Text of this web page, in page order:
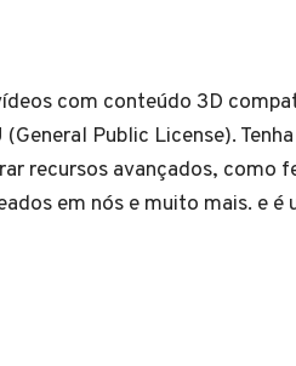
com conteúdo 3D
Public License).
recursos avançados, como
em nós e muito mais. e